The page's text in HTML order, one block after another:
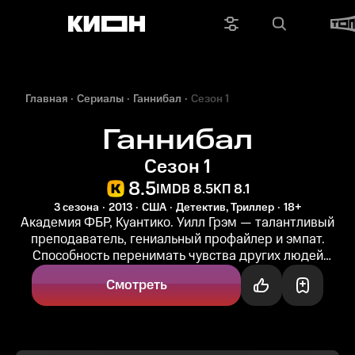
Главная Сериалы Ганнибал Сезон 1
Ганнибал
Сезон 1
8.5IMDB 8.5КП 8.1
3 сезона 2013 США Детектив, Триллер 18+
Академия ФБР, Куантико. Уилл Грэм — талантливый
преподаватель, гениальный профайлер и эмпат.
Способность перенимать чувства других людей
позволяет ему просчитывать ход мыслей...
Смотреть